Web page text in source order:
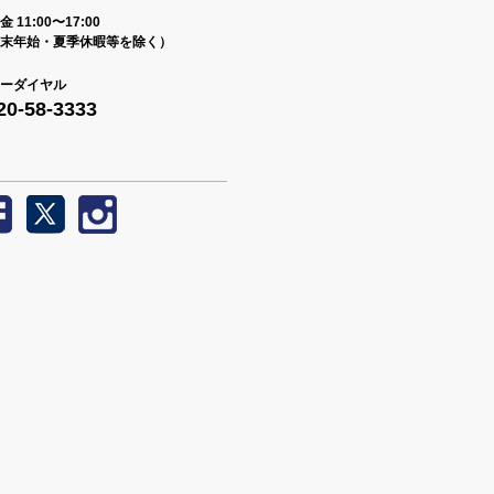
11:00〜17:00
末年始・夏季休暇等を除く）
ダイヤル
58-3333